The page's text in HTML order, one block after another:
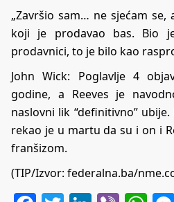
„Završio sam… ne sjećam
koji je prodavao bas. Bio
prodavnici, to je bilo kao
John Wick: Poglavlje 4
godine, a Reeves je
naslovni lik “definitivno”
rekao je u martu da su i on i
franšizom.
(TIP/Izvor: federalna.ba/